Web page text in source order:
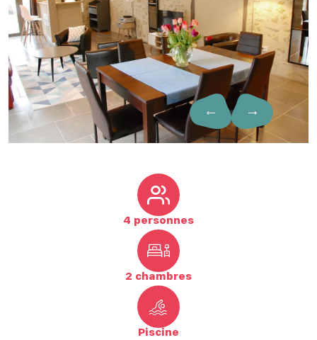
← →
4 personnes
2 chambres
Piscine